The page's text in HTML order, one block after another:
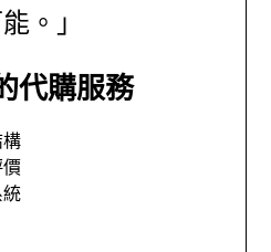
。」
代購服務